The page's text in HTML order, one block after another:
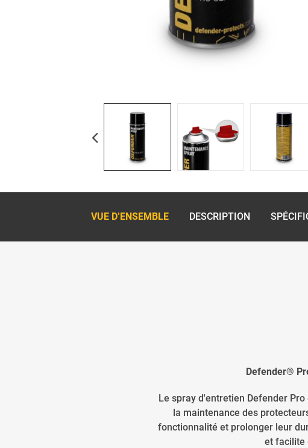
VUE D’ENSEMBLE DESCRIPTION
Defender®
Le spray d'entretien Defender
la maintenance des
fonctionnalité et prolonger leur
et facilite